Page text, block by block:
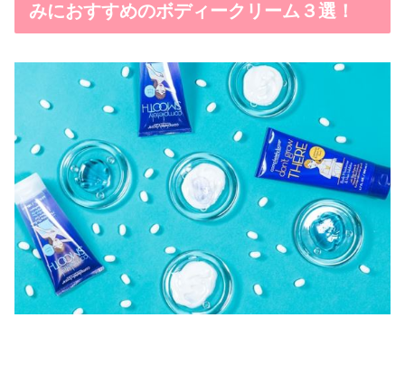
みにおすすめのボディークリーム３選！